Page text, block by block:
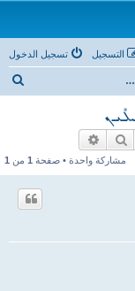
تسجيل الدخول التسجيل
السنة الطقسية بحسب الكنيسة السريانية الأرثوذكسية
بحث
مشاركة واحدة • صفحة 1 من 1